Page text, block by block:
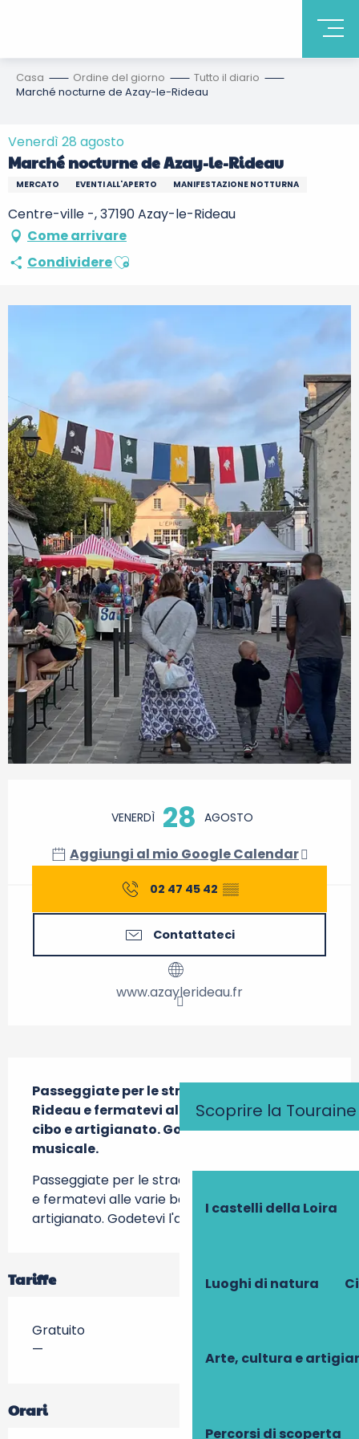
Scoprire la Touraine
I castelli della Loira
Luoghi di natura
Arte, cultura e
Percorsi di scoperta
Casa Ordine del giorno
Tutto il diario
Marché nocturne de Azay-le-Rideau
Venerdì 28 agosto
Marché nocturne de Azay-le-Rideau
MERCATO EVENTI ALL'APERTO MANIFESTAZIONE NOTTURNA
Centre-ville -, 37190 Azay-le-Rideau
Come arrivare
CondividereAjouter aux favoris
VENERDÌ 28 AGOSTO
Aggiungi al mio Google Calendar
02 47 45 42 ▒▒
Contattateci
www.azaylerideau.fr
Passeggiate per le stradine di Azay-le-
Rideau e fermatevi alle varie bancarelle di
cibo e artigianato. Godetevi l'atmosfera
musicale.
Passeggiate per le stradine di Azay-le-Rideau
e fermatevi alle varie bancarelle di cibo e
artigianato. Godetevi l'atmosfera musicale.
Tariffe
Gratuito
—
Orari